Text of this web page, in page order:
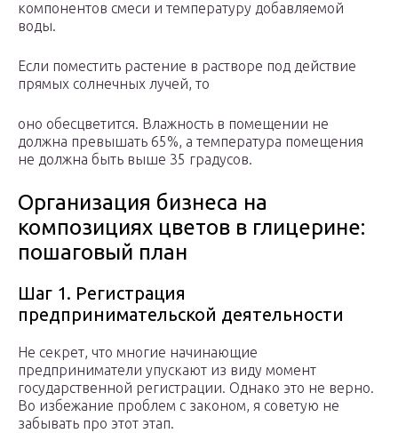
компонентов смеси и температуру добавляемой
воды.
Если поместить растение в растворе под действие
прямых солнечных лучей, то
оно обесцветится. Влажность в помещении не
должна превышать 65%, а температура помещения
не должна быть выше 35 градусов.
Организация бизнеса на
композициях цветов в глицерине:
пошаговый план
Шаг 1. Регистрация
предпринимательской деятельности
Не секрет, что многие начинающие
предприниматели упускают из виду момент
государственной регистрации. Однако это не верно.
Во избежание проблем с законом, я советую не
забывать про этот этап.